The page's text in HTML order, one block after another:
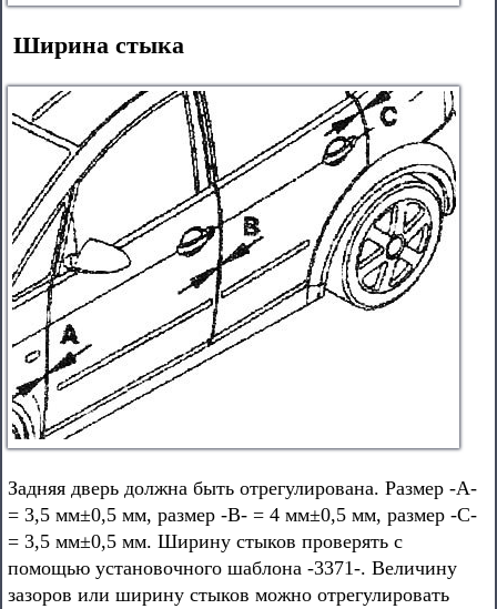
Ширина стыка
Задняя дверь должна быть отрегулирована. Размер -А-
= 3,5 мм±0,5 мм, размер -В- = 4 мм±0,5 мм, размер -С-
= 3,5 мм±0,5 мм. Ширину стыков проверять с
помощью установочного шаблона -3371-. Величину
зазоров или ширину стыков можно отрегулировать